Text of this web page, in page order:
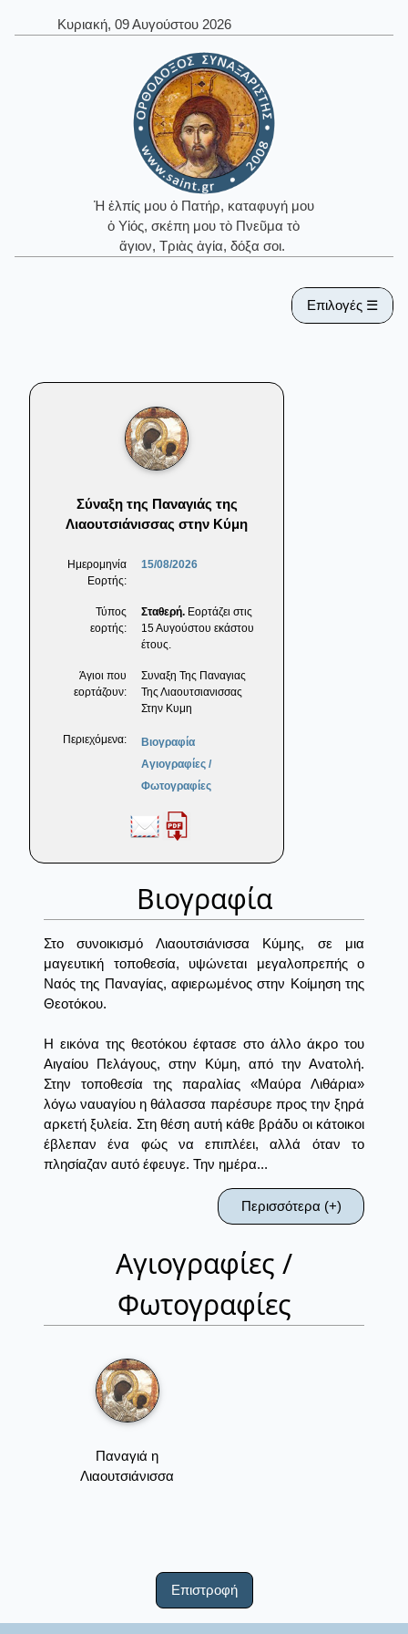
Κυριακή, 09 Αυγούστου 2026
Ἡ ἐλπίς μου ὁ Πατήρ, καταφυγή μου
ὁ Υἱός, σκέπη μου τὸ Πνεῦμα τὸ
ἅγιον, Τριὰς ἁγία, δόξα σοι.
Επιλογές ☰
Σύναξη της Παναγιάς της
Λιαουτσιάνισσας στην Κύμη
Ημερομηνία
Εορτής:
15/08/2026
Τύπος
εορτής:
Σταθερή. Εορτάζει στις
15 Αυγούστου εκάστου
έτους.
Άγιοι που
εορτάζουν:
Συναξη Της Παναγιας
Της Λιαουτσιανισσας
Στην Κυμη
Περιεχόμενα:
Βιογραφία
Αγιογραφίες /
Φωτογραφίες
Βιογραφία
Στο συνοικισμό Λιαουτσιάνισσα Κύμης, σε μια
μαγευτική τοποθεσία, υψώνεται μεγαλοπρεπής ο
Ναός της Παναγίας, αφιερωμένος στην Κοίμηση της
Θεοτόκου.
Η εικόνα της θεοτόκου έφτασε στο άλλο άκρο του
Αιγαίου Πελάγους, στην Κύμη, από την Ανατολή.
Στην τοποθεσία της παραλίας «Μαύρα Λιθάρια»
λόγω ναυαγίου η θάλασσα παρέσυρε προς την ξηρά
αρκετή ξυλεία. Στη θέση αυτή κάθε βράδυ οι κάτοικοι
έβλεπαν ένα φώς να επιπλέει, αλλά όταν το
πλησίαζαν αυτό έφευγε. Την ημέρα...
Περισσότερα (+)
Αγιογραφίες /
Φωτογραφίες
Παναγιά η
Λιαουτσιάνισσα
Επιστροφή